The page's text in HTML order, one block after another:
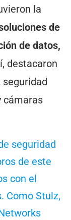
la
de
de datos,
destacaron
cámaras
seguridad
de este
con el
Como Stulz,